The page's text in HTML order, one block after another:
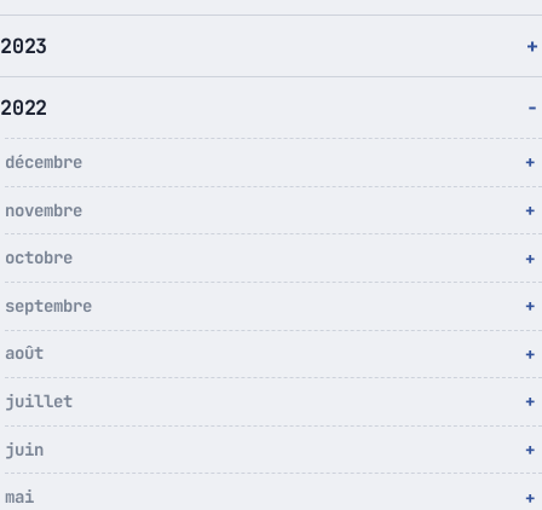
2023
2022
décembre
novembre
octobre
septembre
août
juillet
juin
mai